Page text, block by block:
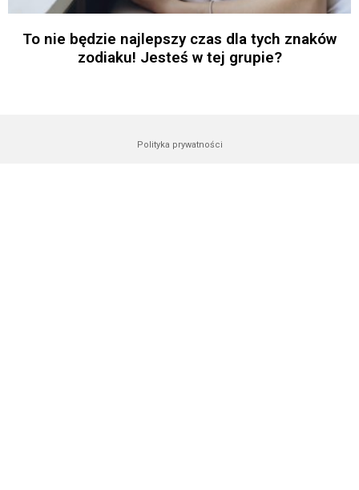
To nie będzie najlepszy czas dla tych znaków
zodiaku! Jesteś w tej grupie?
Polityka prywatności